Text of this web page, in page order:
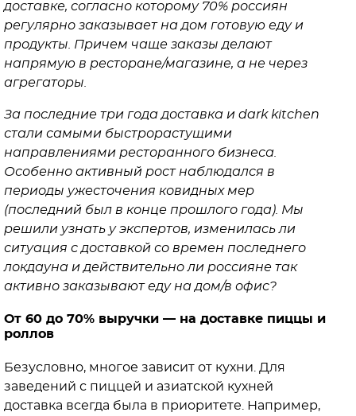
доставке, согласно которому 70% россиян
регулярно заказывает на дом готовую еду и
продукты. Причем чаще заказы делают
напрямую в ресторане/магазине, а не через
агрегаторы.
За последние три года доставка и dark kitchen
стали самыми быстрорастущими
направлениями ресторанного бизнеса.
Особенно активный рост наблюдался в
периоды ужесточения ковидных мер
(последний был в конце прошлого года). Мы
решили узнать у экспертов, изменилась ли
ситуация с доставкой со времен последнего
локдауна и действительно ли россияне так
активно заказывают еду на дом/в офис?
От 60 до 70% выручки — на доставке пиццы и
роллов
Безусловно, многое зависит от кухни. Для
заведений с пиццей и азиатской кухней
доставка всегда была в приоритете. Например,